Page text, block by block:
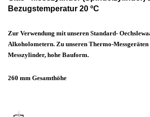
Bezugstemperatur 20 ºC
Zur Verwendung mit unseren Standard-
Alkoholometern. Zu unseren Thermo-Messgeräten
Messzylinder, hohe Bauform.
260 mm Gesamthöhe